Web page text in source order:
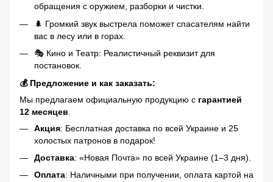
обращения с оружием, разборки и чистки.
🌲 Громкий звук выстрела поможет спасателям найти
вас в лесу или в горах.
🎭 Кино и Театр: Реалистичный реквизит для
постановок.
💰 Предложение и как заказать:
Мы предлагаем официальную продукцию с гарантией
12 месяцев
Акция: Бесплатная доставка по всей Украине и 25
холостых патронов в подарок!
Доставка: «Новая Почта» по всей Украине (1–3 дня).
Оплата: Наличными при получении, оплата картой на